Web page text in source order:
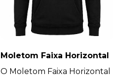
Moletom Faixa Horizontal
O Moletom Faixa Horizontal